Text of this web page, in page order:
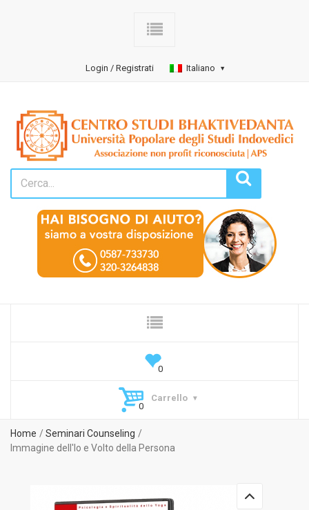
Login / Registrati Italiano
Carrello
Home
Seminari Counseling
Immagine dell'Io e Volto della Persona